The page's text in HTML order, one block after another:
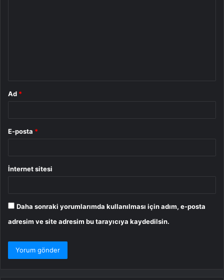
Ad *
E-posta *
İnternet sitesi
Daha sonraki yorumlarımda kullanılması için adım, e-posta
adresim ve site adresim bu tarayıcıya kaydedilsin.